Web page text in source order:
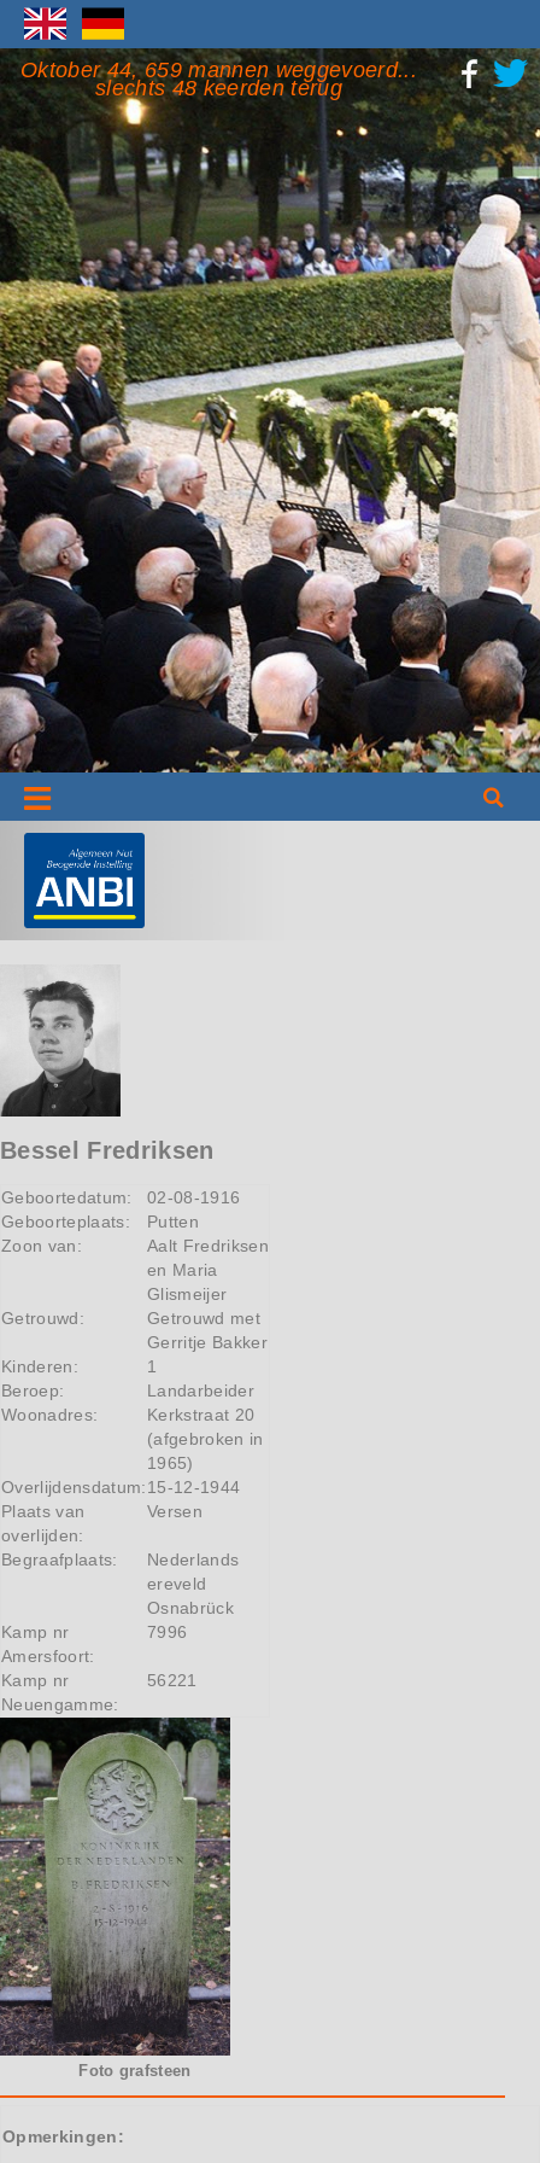
Oktober 44, 659 mannen weggevoerd...
slechts 48 keerden terug
Informatie
Bessel Fredriksen
Geboortedatum:
02-08-1916
Geboorteplaats:
Putten
Zoon van:
Aalt Fredriksen
en Maria
Glismeijer
Getrouwd:
Getrouwd met
Gerritje Bakker
Kinderen:
1
Beroep:
Landarbeider
Woonadres:
Kerkstraat 20
(afgebroken in
1965)
Overlijdensdatum:15-12-1944
Plaats van
overlijden:
Versen
Begraafplaats:
Nederlands
ereveld
Osnabrück
Kamp nr
Amersfoort:
7996
Kamp nr
Neuengamme:
56221
Foto grafsteen
Opmerkingen: